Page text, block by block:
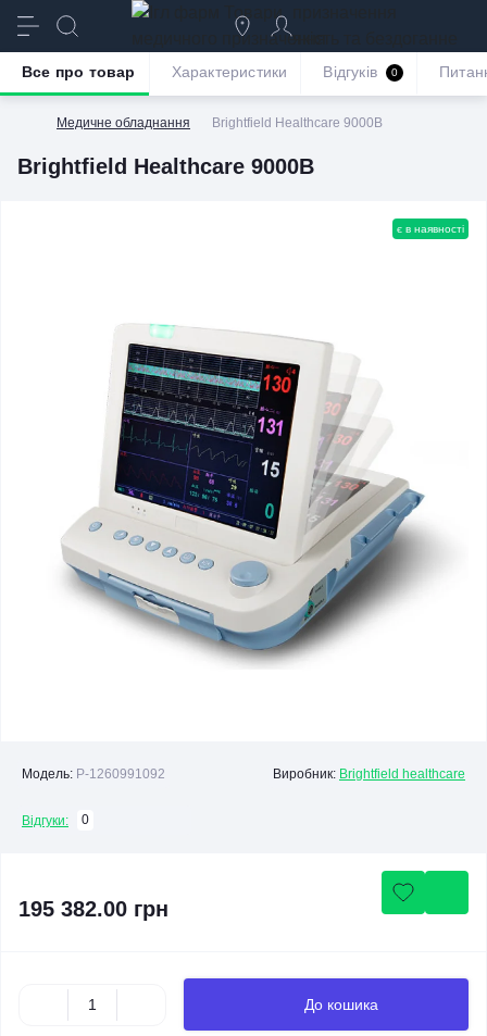
якість та бездоганне
обслуговування
Медичне обладнання Brightfield Healthcare 9000B
Brightfield Healthcare 9000B
Все про товар Характеристики Відгуків 0
є в наявності
Модель: P-1260991092 Виробник: Brightfield healthcare
Відгуки: 0
195 382.00 грн
До кошика